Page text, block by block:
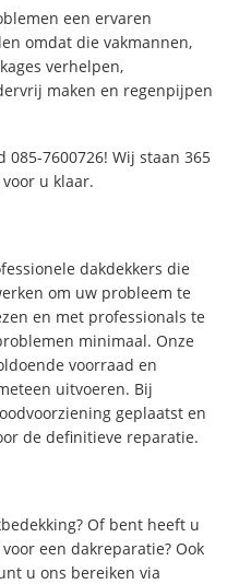
een ervaren
omdat die vakmannen,
verhelpen,
maken en regenpijpen
085-7600726! Wij staan 365
u klaar.
dakdekkers die
om uw probleem te
en met professionals te
minimaal. Onze
voorraad en
uitvoeren. Bij
geplaatst en
de definitieve reparatie.
Of bent heeft u
een dakreparatie? Ook
u ons bereiken via